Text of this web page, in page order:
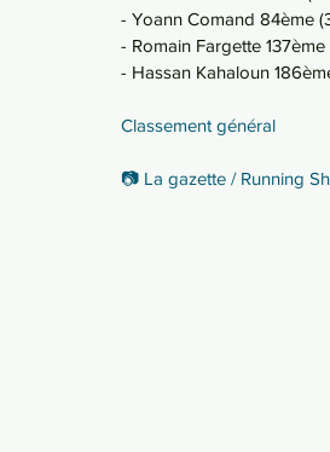
- Yoann Comand 84ème
- Romain Fargette
- Hassan Kahaloun
Classement général
📷 La gazette / Running